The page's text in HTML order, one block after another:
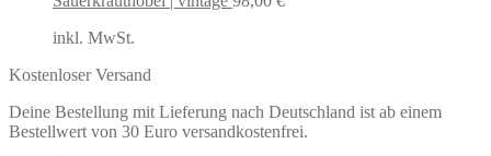
inkl. MwSt.
Kostenloser Versand
Deine Bestellung mit Lieferung nach Deutschland ist ab einem
Bestellwert von 30 Euro versandkostenfrei.